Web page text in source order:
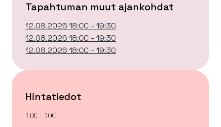
Tapahtuman muut ajankohdat
12.08.2026 18:00 - 19:30
12.08.2026 18:00 - 19:30
12.08.2026 18:00 - 19:30
Hintatiedot
10€ - 10€